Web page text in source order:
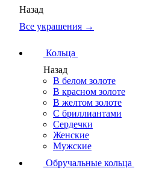
Назад
Все украшения →
Кольца
Назад
В белом золоте
В красном золоте
В желтом золоте
С бриллиантами
Сердечки
Женские
Мужские
Обручальные кольца